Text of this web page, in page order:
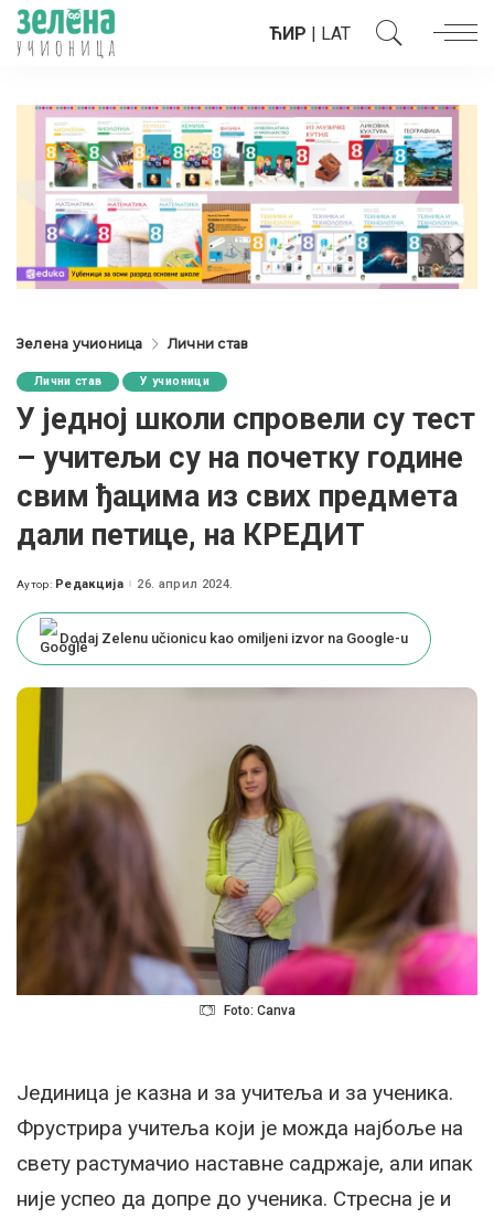
ЋИР | LAT
Зелена учионица Лични став
Лични став У учионици
У једној школи спровели су тест
– учитељи су на почетку године
свим ђацима из свих предмета
дали петице, на КРЕДИТ
Posted
Аутор: Редакција 26. април 2024.
Dodaj Zelenu učionicu kao omiljeni izvor na Google-u
Foto: Canva
Јединица је казна и за учитеља и за ученика.
Фрустрира учитеља који је можда најбоље на
свету растумачио наставне садржаје, али ипак
није успео да допре до ученика. Стресна је и